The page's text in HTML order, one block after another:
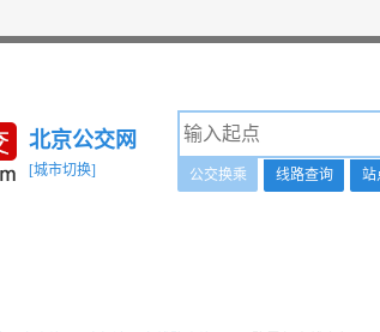
北京公交网
[城市切换] 公交换乘 线路查询 站